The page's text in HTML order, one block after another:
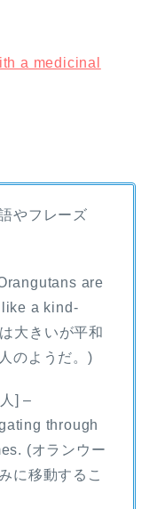
a medicinal
やフレーズ
are
a kind-
大きいが平和
のようだ。)
] –
through
(オランウー
に移動するこ